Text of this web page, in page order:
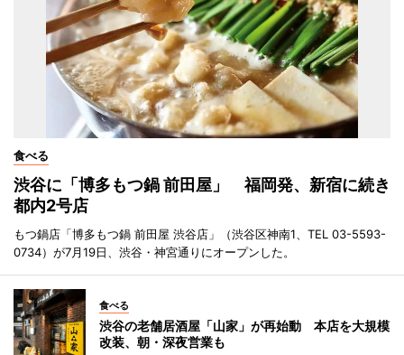
食べる
渋谷に「博多もつ鍋 前田屋」 福岡発、新宿に続き
都内2号店
もつ鍋店「博多もつ鍋 前田屋 渋谷店」（渋谷区神南1、TEL 03-5593-
0734）が7月19日、渋谷・神宮通りにオープンした。
食べる
渋谷の老舗居酒屋「山家」が再始動 本店を大規模
改装、朝・深夜営業も